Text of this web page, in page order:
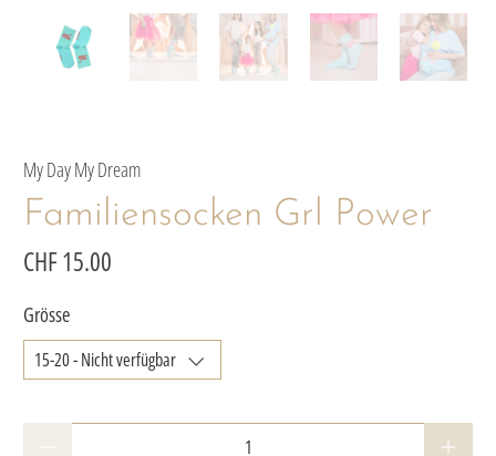
My Day My Dream
Familiensocken Grl Power
CHF 15.00
Grösse